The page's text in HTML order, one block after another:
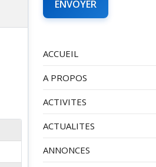
ACCUEIL
A PROPOS
ACTIVITES
ACTUALITES
ANNONCES